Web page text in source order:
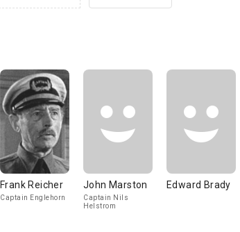
Frank Reicher
Captain Englehorn
John Marston
Captain Nils
Helstrom
Edward Brady